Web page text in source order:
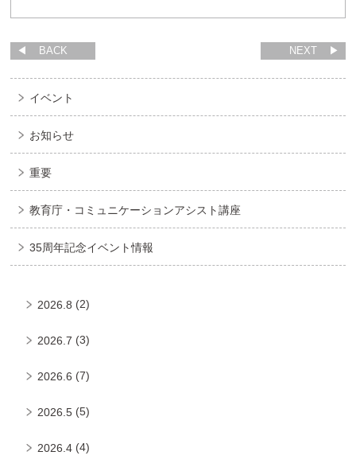
BACK NEXT
イベント
お知らせ
重要
教育庁・コミュニケーションアシスト講座
35周年記念イベント情報
2026.8 (2)
2026.7 (3)
2026.6 (7)
2026.5 (5)
2026.4 (4)